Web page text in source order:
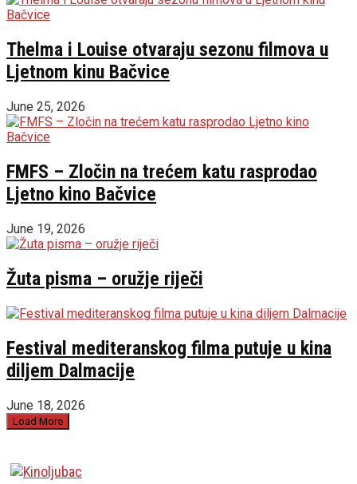
Thelma i Louise otvaraju sezonu filmova u
Ljetnom kinu Bačvice
June 25, 2026
FMFS – Zločin na trećem katu rasprodao
Ljetno kino Bačvice
June 19, 2026
Žuta pisma – oružje riječi
Festival mediteranskog filma putuje u kina
diljem Dalmacije
June 18, 2026
Load More